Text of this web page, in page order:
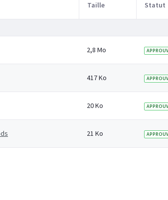
Taille Statut
2,8 Mo
417 Ko
20 Ko
21 Ko